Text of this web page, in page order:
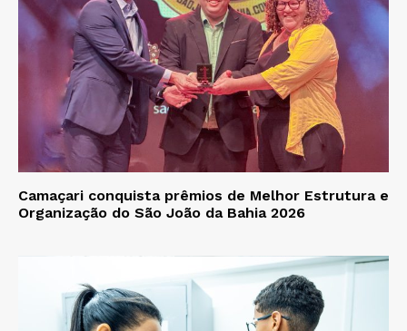
Camaçari conquista prêmios de Melhor Estrutura e
Organização do São João da Bahia 2026